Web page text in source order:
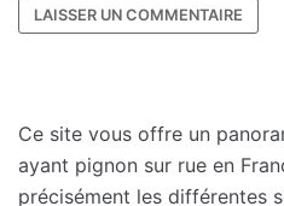
Ce site vous offre un
ayant pignon sur rue en
précisément les différentes